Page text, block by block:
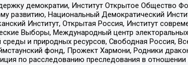
демократии, Институт Открытое Общество
развитию, Национальный Демократический
Институт, Открытая Россия, Институт
Выборы, Международный центр
и природных ресурсов, Свободная Россия,
фонд, Прожект Хармони, Родники
по расследованию преследования в